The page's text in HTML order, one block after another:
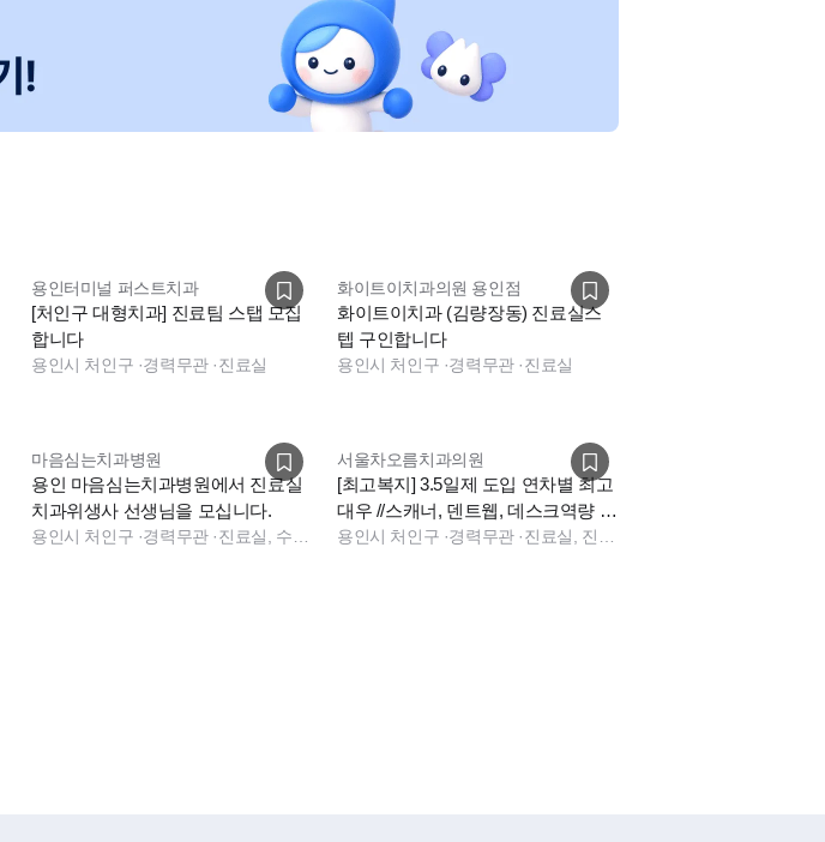
용인터미널 퍼스트치과
[처인구 대형치과] 진료팀 스탭 모집
합니다
용인시 처인구 ·경력무관·진료실
화이트이치과의원 용인점
화이트이치과 (김량장동) 진료실스
텝 구인합니다
용인시 처인구 ·경력무관·진료실
마음심는치과병원
용인 마음심는치과병원에서 진료실
치과위생사 선생님을 모십니다.
용인시 처인구 ·경력무관·
서울차오름치과의원
[최고복지] 3.5일제 도입 연차별 최고
대우 //스캐너, 덴트웹, 데스크역량 우
대
용인시 처인구 ·경력무관·